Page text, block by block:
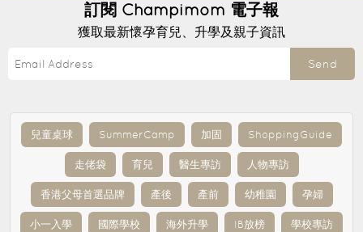
訂閱 Champimom 電子報
獲取最新懷孕育兒、升學及親子資訊
Send
兒童桌球 SummerCamp 加固 ShoppingGuide
走佬袋 育兒 醫生專訪 人物專訪
香港父母首選品牌 產後 產前 幼稚園 孕婦
小一入學 國際學校 海外升學 IB放榜 學校專訪